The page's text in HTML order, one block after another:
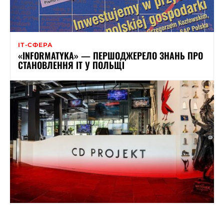
ІТ-СФЕРА
«INFORMATYKA» — ПЕРШОДЖЕРЕЛО ЗНАНЬ ПРО
СТАНОВЛЕННЯ ІТ У ПОЛЬЩІ